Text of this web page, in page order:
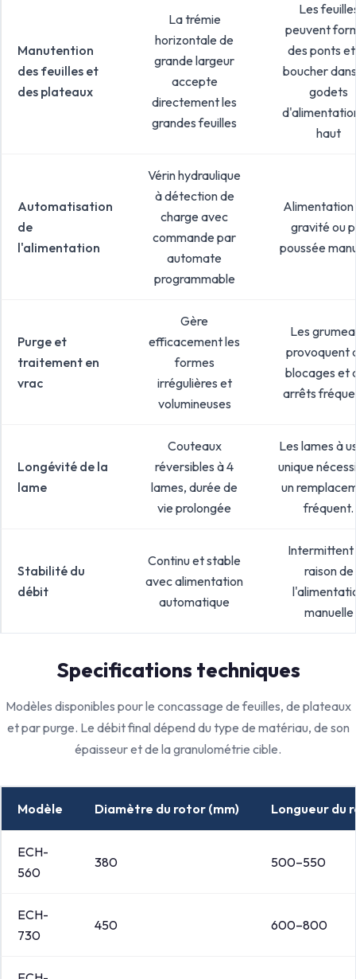
Manutention
des feuilles et
des plateaux
La trémie
horizontale de
grande largeur
accepte
directement les
grandes feuilles
Les
peuvent
des ponts
boucher
godets
haut
Automatisation
de
l'alimentation
Vérin hydraulique
à détection de
charge avec
commande par
automate
programmable
Alimentation
gravité ou
poussée
Purge et
traitement en
vrac
Gère
efficacement les
formes
irrégulières et
volumineuses
Les
provoquent
blocages et
arrêts
Longévité de la
lame
Couteaux
réversibles à 4
lames, durée de
vie prolongée
Les lames à
unique
un
fréquent.
Stabilité du
débit
Continu et stable
avec alimentation
automatique
Intermittent
raison de
manuelle
Specifications techniques
Modèles disponibles pour le concassage de feuilles, de plateaux
et par purge. Le débit final dépend du type de matériau, de son
épaisseur et de la granulométrie cible.
Modèle Diamètre du rotor (mm) Longueur du
ECH-
560
380 500–550
ECH-
730
450 600–800